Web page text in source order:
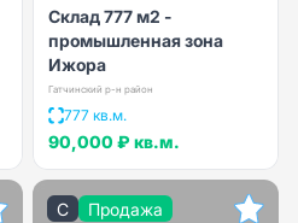
Склад 777 м2 -
промышленная зона
Ижора
Гатчинский р-н район
777 кв.м.
90,000 ₽ кв.м.
C Продажа